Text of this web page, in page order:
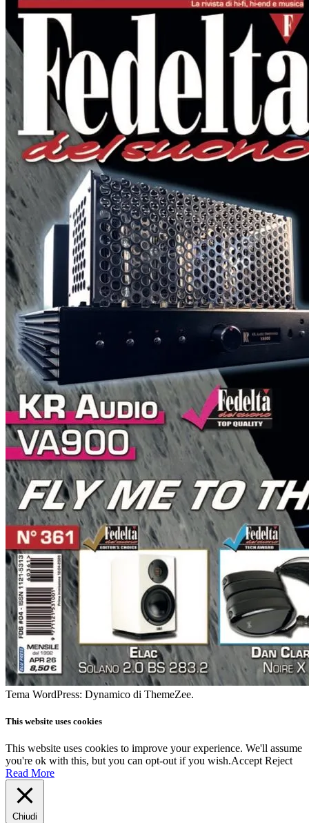
Tema WordPress: Dynamico di ThemeZee.
This website uses cookies
This website uses cookies to improve your experience. We'll assume
you're ok with this, but you can opt-out if you wish.Accept Reject
Read More
Chiudi